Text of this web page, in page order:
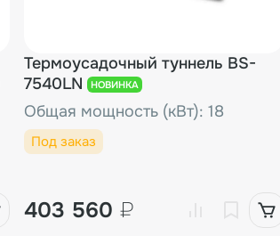
Термоусадочный туннель BS-
7540LN
НОВИНКА
Общая мощность (кВт): 18
Под заказ
403 560 ₽